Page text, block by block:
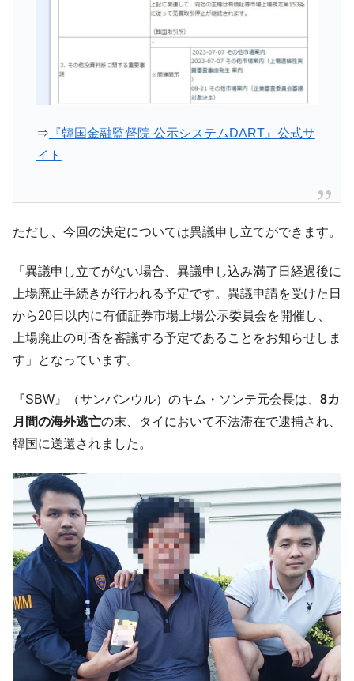
中国だけが鉄鋼輸出を異常増加させる ⇒ 中
国の過剰生産が世界を蝕む。
『Money1』
韓国製造業「半導体絶好調」のウラで他業
種は全般的「不調」⇒ PSIが示す現況は決して良くない。
ン』1人当たり賠償10万ウォンを認定 ⇒ 総額3兆7,000億
『Money1』
「KDDX」1番艦、2032年竣工と公示
『Money1』
【対日本円】ウォン安が急進！ 日米の協調
『Money1』
韓国政府『BYD』車への補助金を全廃 ⇒ 実
は韓国で『BYD』車は売れている。6カ月で対前年同期比
『Money1』
在韓米国大使スティールが着韓！⇒ さっそ
く空港に詰めかけ「出て行け！」「極右勢力」のプラカー
ドを掲げる「在韓反米勢力」
『Money1』
韓国政府「2035年までに18.4GW規模のAIデ
ータセンター整備」⇒ だから無理だってば。
『Money1』
JPモルガン「韓国レバレッジETFの清算は
ほぼ終わった」
『Money1』
発。
『Money1』
韓国政府「ニセＫ-ブランドを通報しようキ
ャンペーン」⇒ あの名物教授も登場！
『Money1』
韓国「橋が落ちました」⇒ 耐久性「なさす
ぎ」では。
『Money1』
韓国鉄鋼最大手『POSCO』ズブズブ沈む。
営業利益80.2％も減少
『Money1』
米国下院「韓国の公務員個人をターゲット
にぶん殴る法案」提出！⇒ クーパン問題は合衆国企業に対
⇒ 『韓国金融監督院 公示システムDART』公式サ
イト
ただし、今回の決定については異議申し立てができます。
「異議申し立てがない場合、異議申し込み満了日経過後に
上場廃止手続きが行われる予定です。異議申請を受けた日
から20日以内に有価証券市場上場公示委員会を開催し、
上場廃止の可否を審議する予定であることをお知らせしま
す」となっています。
『SBW』（サンバンウル）のキム・ソンテ元会長は、 8カ
月間の海外逃亡の末、タイにおいて不法滞在で逮捕され、
韓国に送還されました。